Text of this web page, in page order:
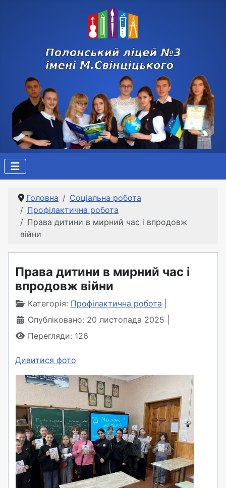
Головна
Соціальна робота
Профілактична робота
Права дитини в мирний час і впродовж
війни
Права дитини в мирний час і
впродовж війни
Категорія: Профілактична робота
Опубліковано: 20 листопада 2025
Перегляди: 126
Дивитися фото